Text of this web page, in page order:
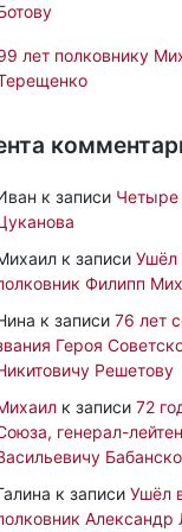
лет полковнику
к записи Четыре
к записи Ушёл
Филипп
к записи 76 лет
Героя
Решетову
к записи 72
генерал-
к записи Ушёл
Александр